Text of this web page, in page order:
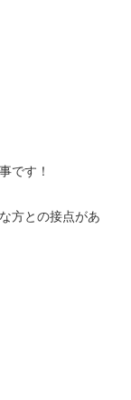
です！
方との接点があ